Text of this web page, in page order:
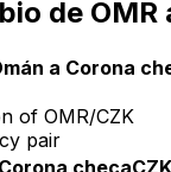
de OMR
a Corona
of OMR/CZK
pair
Corona checaCZK